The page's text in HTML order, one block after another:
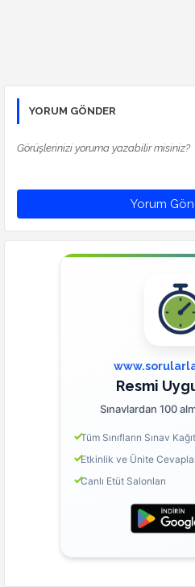
YORUM GÖNDER
Görüşlerinizi yoruma yazabilir misiniz?
Yorum
Resmi
Sınavlardan 100
Tüm Sınıfların Sınav
Etkinlik ve Ünite
Canlı Etüt Salonları